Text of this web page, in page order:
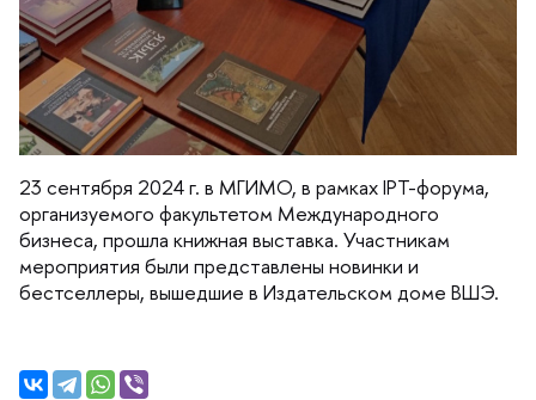
23 сентября 2024 г. в МГИМО, в рамках IPT-форума,
организуемого факультетом Международного
изнеса, прошла книжная выставка. Участникам
мероприятия были представлены новинки и
естселлеры, вышедшие в Издательском доме ВШЭ.